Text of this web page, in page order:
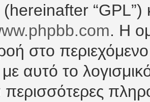
(hereinafter “GPL”)
. Η
στο
αυτό το
περισσότερες